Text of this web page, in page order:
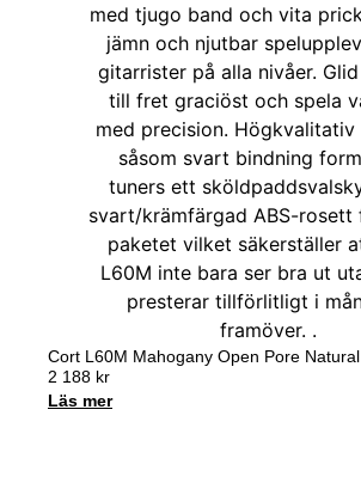
Cort L60M Mahogany Open Pore Natural
2 188 kr
Läs mer